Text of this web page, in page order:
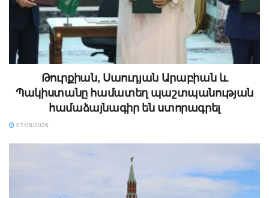
Թուրքիան, Սաուդյան Արաբիան և
Պակիստանը համատեղ պաշտպանության
համաձայնագիր են ստորագրել
07/08/2026